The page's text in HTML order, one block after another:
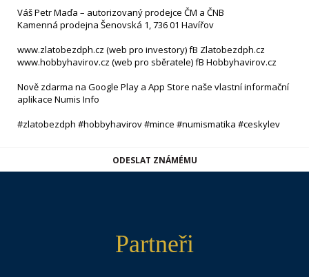
Váš Petr Maďa – autorizovaný prodejce ČM a ČNB
Kamenná prodejna Šenovská 1, 736 01 Havířov
www.zlatobezdph.cz (web pro investory) fB Zlatobezdph.cz
www.hobbyhavirov.cz (web pro sběratele) fB Hobbyhavirov.cz
Nově zdarma na Google Play a App Store naše vlastní informační
aplikace Numis Info
#zlatobezdph #hobbyhavirov #mince #numismatika #ceskylev
ODESLAT ZNÁMÉMU
Partneři